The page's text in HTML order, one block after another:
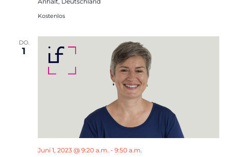
Kostenlos
DO.
1
Juni 1, 2023 @ 9:20 a.m. - 9:50 a.m.